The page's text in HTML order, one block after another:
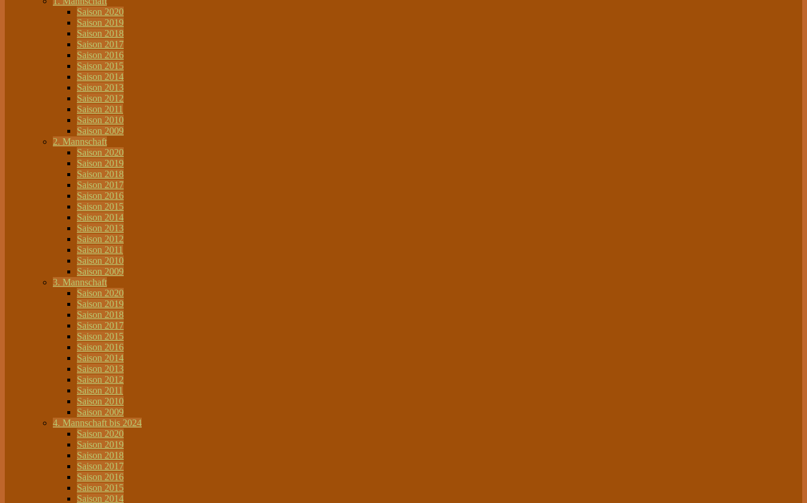
Saison 2020
Saison 2019
Saison 2018
Saison 2017
Saison 2016
Saison 2015
Saison 2014
Saison 2013
Saison 2012
Saison 2011
Saison 2010
Saison 2009
2. Mannschaft
Saison 2020
Saison 2019
Saison 2018
Saison 2017
Saison 2016
Saison 2015
Saison 2014
Saison 2013
Saison 2012
Saison 2011
Saison 2010
Saison 2009
3. Mannschaft
Saison 2020
Saison 2019
Saison 2018
Saison 2017
Saison 2015
Saison 2016
Saison 2014
Saison 2013
Saison 2012
Saison 2011
Saison 2010
Saison 2009
4. Mannschaft bis 2024
Saison 2020
Saison 2019
Saison 2018
Saison 2017
Saison 2016
Saison 2015
Saison 2014